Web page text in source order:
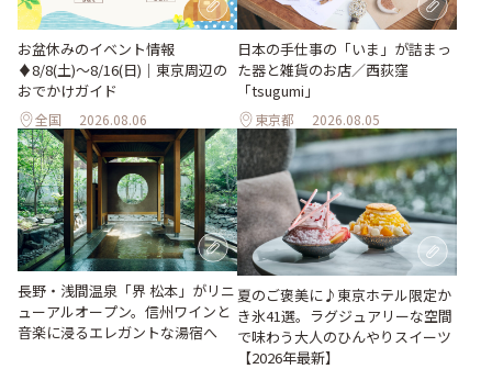
お盆休みのイベント情報
♦︎8/8(土)〜8/16(日)｜東京周辺の
おでかけガイド
全国 2026.08.06
日本の手仕事の「いま」が詰まっ
た器と雑貨のお店／西荻窪
「tsugumi」
東京都 2026.08.05
長野・浅間温泉「界 松本」がリニ
ューアルオープン。信州ワインと
音楽に浸るエレガントな湯宿へ
夏のご褒美に♪東京ホテル限定か
き氷41選。ラグジュアリーな空間
で味わう大人のひんやりスイーツ
【2026年最新】